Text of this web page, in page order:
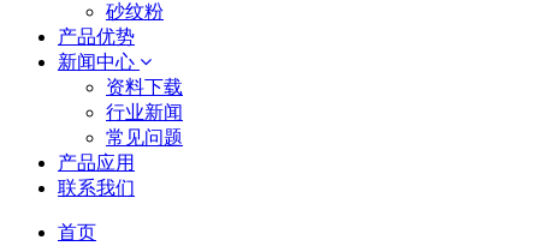
砂纹粉
产品优势
新闻中心
资料下载
行业新闻
常见问题
产品应用
联系我们
首页